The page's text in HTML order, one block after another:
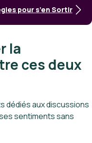
pour s’en Sortir
la
ces deux
dédiés aux discussions
sentiments sans